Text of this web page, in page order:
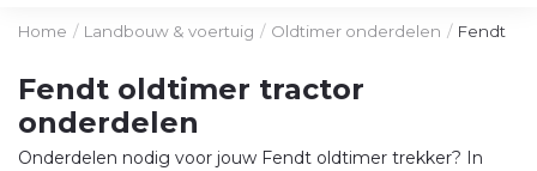
Home / Landbouw & voertuig / Oldtimer onderdelen / Fendt
Fendt oldtimer tractor
onderdelen
Onderdelen nodig voor jouw Fendt oldtimer trekker? In